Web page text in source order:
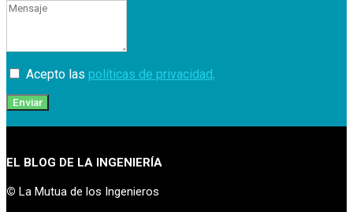
Acepto las políticas de privacidad.
Enviar
EL BLOG DE LA INGENIERÍA
© La Mutua de los Ingenieros